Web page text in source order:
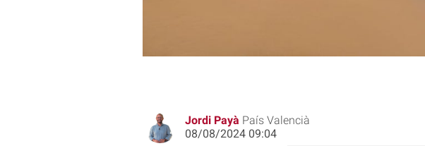
Jordi Payà País Valencià
08/08/2024 09:04